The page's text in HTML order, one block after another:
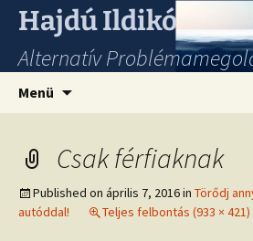
Hajdú Ildikó
Alternatív
Menü
Csak férfiaknak
Published on április 7, 2016in Törődj
autóddal!
Teljes felbontás (933 × 421)